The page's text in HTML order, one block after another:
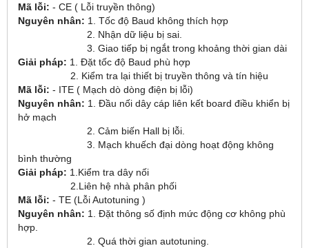
Mã lỗi: - CE ( Lỗi truyền thông)
Nguyên nhân: 1. Tốc độ Baud không thích hợp
2. Nhận dữ liệu bị sai.
3. Giao tiếp bị ngắt trong khoảng thời gian dài
Giải pháp: 1. Đặt tốc độ Baud phù hợp
2. Kiểm tra lại thiết bị truyền thông và tín hiệu
Mã lỗi: - ITE ( Mạch dò dòng điện bị lỗi)
Nguyên nhân: 1. Đầu nối dây cáp liên kết board điều khiển bị
hở mạch
2. Cảm biến Hall bị lỗi.
3. Mạch khuếch đại dòng hoạt động không
bình thường
Giải pháp: 1.Kiểm tra dây nối
2.Liên hệ nhà phân phối
Mã lỗi: - TE (Lỗi Autotuning )
Nguyên nhân: 1. Đặt thông số định mức động cơ không phù
hợp.
2. Quá thời gian autotuning.